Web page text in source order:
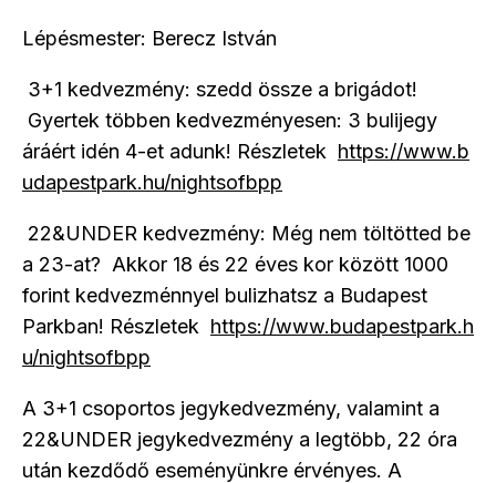
Lépésmester: Berecz István
3+1 kedvezmény: szedd össze a brigádot!
Gyertek többen kedvezményesen: 3 bulijegy
áráért idén 4-et adunk! Részletek https://www.b
udapestpark.hu/nightsofbpp
22&UNDER kedvezmény: Még nem töltötted be
a 23-at? Akkor 18 és 22 éves kor között 1000
forint kedvezménnyel bulizhatsz a Budapest
Parkban! Részletek https://www.budapestpark.h
u/nightsofbpp
A 3+1 csoportos jegykedvezmény, valamint a
22&UNDER jegykedvezmény a legtöbb, 22 óra
után kezdődő eseményünkre érvényes. A